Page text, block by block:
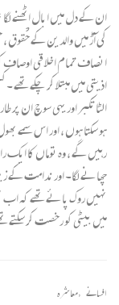
ان کے دل میں ابال اٹھنے
کی آڑ میں والدین کے حْقوق
انصاف تمام اخلا قی اوصاف
اذیتی میں مبتلا کر چکے
الٹا تکبر اور یہی سوچ ان
ہو سکتا ہوں ، اور اس سمے
رہیں گے ، وہ توماں کا ایک
چھانے لگا۔ اور ندامت کے
نہیں روک پائے تھے کہ اب
میں بیٹی کو رخصت کر سکتے
افسانے ,معاشرہ